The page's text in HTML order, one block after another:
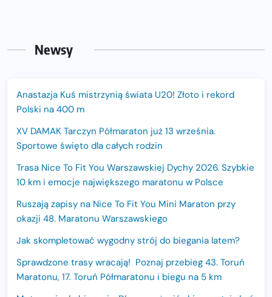
Newsy
Anastazja Kuś mistrzynią świata U20! Złoto i rekord
Polski na 400 m
XV DAMAK Tarczyn Półmaraton już 13 września.
Sportowe święto dla całych rodzin
Trasa Nice To Fit You Warszawskiej Dychy 2026. Szybkie
10 km i emocje największego maratonu w Polsce
Ruszają zapisy na Nice To Fit You Mini Maraton przy
okazji 48. Maratonu Warszawskiego
Jak skompletować wygodny strój do biegania latem?
Sprawdzone trasy wracają! Poznaj przebieg 43. Toruń
Maratonu, 17. Toruń Półmaratonu i biegu na 5 km